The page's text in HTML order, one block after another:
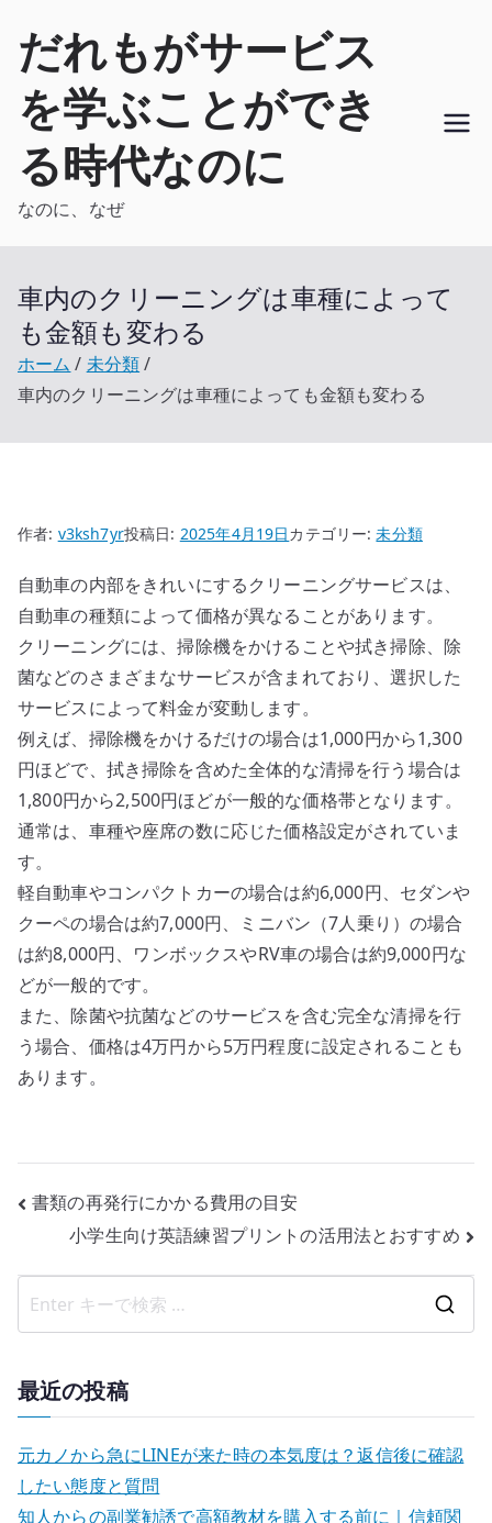
だれもがサービス
を学ぶことができ
る時代なのに
なのに、なぜ
車内のクリーニングは車種によって
も金額も変わる
ホーム
未分類
車内のクリーニングは車種によっても金額も変わる
作者: v3ksh7yr投稿日: 2025年4月19日カテゴリー:未分類
自動車の内部をきれいにするクリーニングサービスは、
自動車の種類によって価格が異なることがあります。
クリーニングには、掃除機をかけることや拭き掃除、除
菌などのさまざまなサービスが含まれており、選択した
サービスによって料金が変動します。
例えば、掃除機をかけるだけの場合は1,000円から1,300
円ほどで、拭き掃除を含めた全体的な清掃を行う場合は
1,800円から2,500円ほどが一般的な価格帯となります。
通常は、車種や座席の数に応じた価格設定がされていま
す。
軽自動車やコンパクトカーの場合は約6,000円、セダンや
クーペの場合は約7,000円、ミニバン（7人乗り）の場合
は約8,000円、ワンボックスやRV車の場合は約9,000円な
どが一般的です。
また、除菌や抗菌などのサービスを含む完全な清掃を行
う場合、価格は4万円から5万円程度に設定されることも
あります。
投
ナ
ビ
ゲ
ー
シ
書類の再発行にかかる費用の目安
小学生向け英語練習プリントの活用法とおすすめ
果
最近の投稿
元カノから急にLINEが来た時の本気度は？返信後に確認
したい態度と質問
知人からの副業勧誘で高額教材を購入する前に｜信頼関